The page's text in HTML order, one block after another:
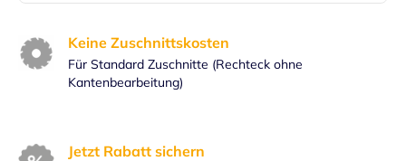
Keine Zuschnittskosten
Für Standard Zuschnitte (Rechteck ohne
Kantenbearbeitung)
Jetzt Rabatt sichern